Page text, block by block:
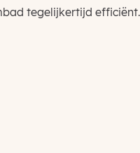
tegelijkertijd efficiënt.